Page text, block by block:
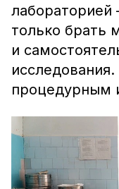
только брать
и
процедурным